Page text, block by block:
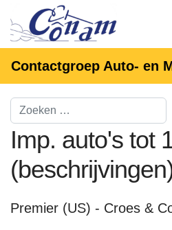
Contactgroep Auto- en
Imp. auto's tot
Premier (US) - Croes &